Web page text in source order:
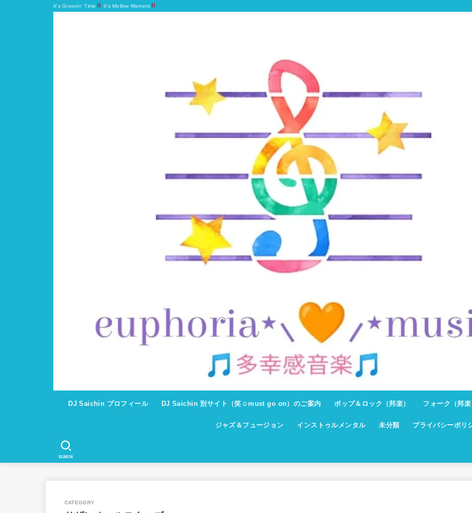
It's Groovin' Time It's Mellow Moment
DJ Saichin プロフィール DJ Saichin 別サイト（笑☺must go on）のご案内 ポップ＆ロック（邦楽） フォーク（邦楽
ジャズ＆フュージョン インストゥルメンタル 未分類 プライバシーポリ
SEARCH